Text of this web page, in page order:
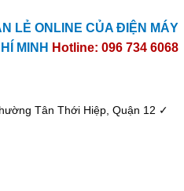
LẺ ONLINE CỦA ĐIỆN MÁY
MINH Hotline: 096 734 6068
Tân Thới Hiệp, Quận 12 ✓